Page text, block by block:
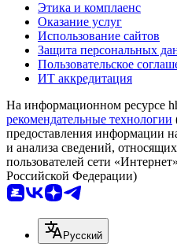
Этика и комплаенс
Оказание услуг
Использование сайтов
Защита персональных
Пользовательское
ИТ аккредитация
На информационном ресурсе
рекомендательные технологии
предоставления информации
и анализа сведений,
пользователей сети
Российской Федерации)
Русский